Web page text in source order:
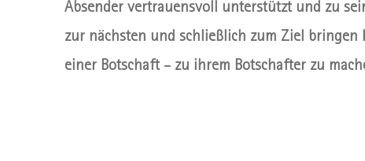
Absender vertrauensvoll unterstützt und zu
zur nächsten und schließlich zum Ziel bringen
einer Botschaft – zu ihrem Botschafter zu